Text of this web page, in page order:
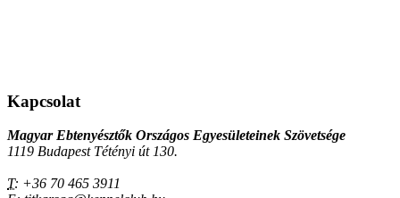
Kapcsolat
Magyar Ebtenyésztők Országos Egyesületeinek Szövetsége
1119 Budapest Tétényi út 130.
T: +36 70 465 3911